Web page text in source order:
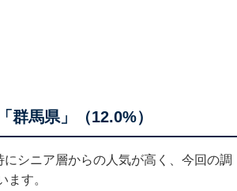
群馬県」（12.0%）
シニア層からの人気が高く、今回の調
す。